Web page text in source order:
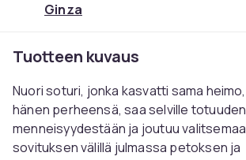
Ginza
Tuotteen kuvaus
Nuori soturi, jonka kasvatti sama
hänen perheensä, saa selville totuuden
menneisyydestään ja joutuu
sovituksen välillä julmassa petoksen ja